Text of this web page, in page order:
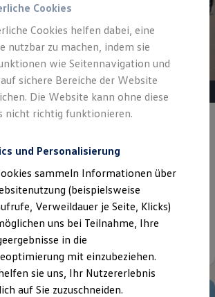
Leasing
Leasing
ohne Anzahlung
mit Schlussrate
und Garantien
Versicherung
Class bei Volkswagen
Gewinn
Tutorials
neue ID. Polo
neue ID.3 Neo
ID.4
Kühl kalkuliert.
begehrt. Ihre Leasingrate? Eiskalt
Cookies
Cookies helfen dabei, eine
nutzbar zu machen, indem sie
wie Seitennavigation und
sichere Bereiche der Website
Die Website kann ohne diese
nicht richtig funktionieren.
und Personalisierung
sammeln Informationen über
(beispielsweise
Verweildauer je Seite, Klicks)
uns bei Teilnahme, Ihre
in die
mit einzubeziehen.
sie uns, Ihr Nutzererlebnis
auf Sie zuzuschneiden.